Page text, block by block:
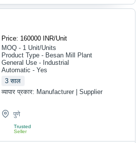
Price: 160000 INR/Unit
MOQ - 1 Unit/Units
Product Type - Besan Mill Plant
General Use - Industrial
Automatic - Yes
3 साल
व्यापार प्रकार: Manufacturer | Supplier
पुणे
Trusted
Seller